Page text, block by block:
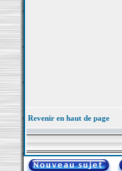
Revenir en haut de page